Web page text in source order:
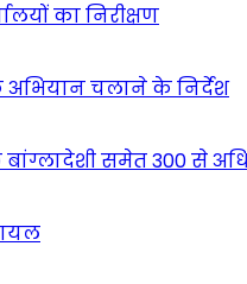
का निरीक्षण
अभियान चलाने के निर्देश
समेत 300 से